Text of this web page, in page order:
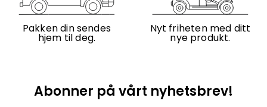
Pakken din sendes
hjem til deg.
Nyt friheten med ditt
nye produkt.
Abonner på vårt nyhetsbrev!